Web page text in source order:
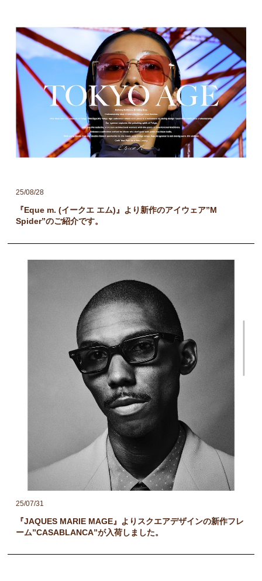
25/08/28
『Eque m. (イークエ エム)』より新作のアイウェア”M
Spider”のご紹介です。
25/07/31
『JAQUES MARIE MAGE』よりスクエアデザインの新作フレ
ーム”CASABLANCA”が入荷しました。